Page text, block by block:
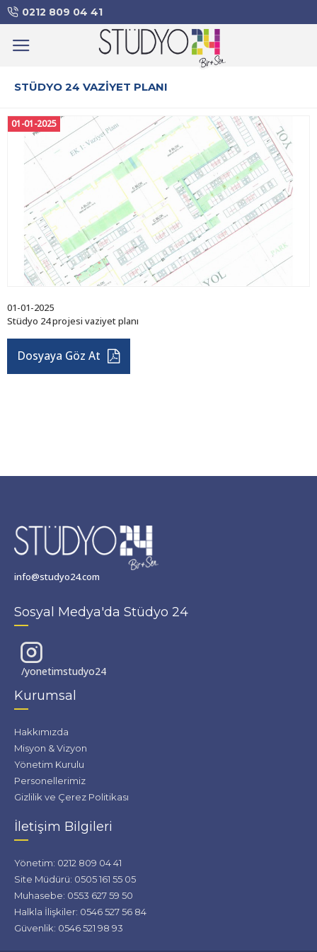
0212 809 04 41
STÜDYO 24 VAZIYET PLANI
01-01-2025
01-01-2025
Stüdyo 24 projesi vaziyet planı
Dosyaya Göz At
info@studyo24.com
Sosyal Medya'da Stüdyo 24
/yonetimstudyo24
Kurumsal
Hakkımızda
Misyon & Vizyon
Yönetim Kurulu
Personellerimiz
Gizlilik ve Çerez Politikası
İletişim Bilgileri
Yönetim: 0212 809 04 41
Site Müdürü: 0505 161 55 05
Muhasebe: 0553 627 59 50
Halkla İlişkiler: 0546 527 56 84
Güvenlik: 0546 521 98 93